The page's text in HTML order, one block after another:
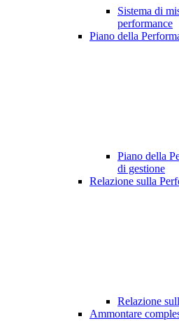
Sistema di
performance
Piano della
Piano della
di gestione
Relazione sulla
Relazione
Ammontare